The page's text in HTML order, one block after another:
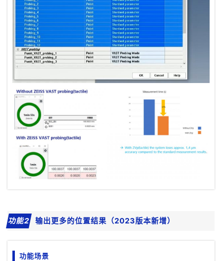
功能2 输出更多的位置结果（2023版本新增）
功能场景